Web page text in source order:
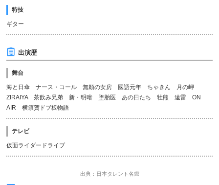
特技
ギター
出演歴
舞台
海と日傘 ナース・コール 無頼の女房 國語元年 ちゃきん 月の岬
ZIRAIYA 茶飲み兄弟 新・明暗 堕胎医 あの日たち 牡熊 遠雷 ON
AIR 横須賀ドブ板物語
テレビ
仮面ライダードライブ
出典：日本タレント名鑑